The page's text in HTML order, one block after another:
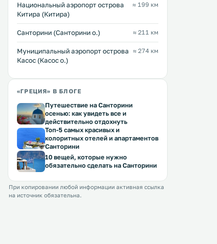
Wi-Fi на всей территории
Национальный аэропорт острова
Китира (Китира)
≈ 199 км
Санторини (Санторини о.) ≈ 211 км
Муниципальный аэропорт острова
Касос (Касос о.)
≈ 274 км
«ГРЕЦИЯ» В БЛОГЕ
Путешествие на Санторини
осенью: как увидеть все и
действительно отдохнуть
Топ-5 самых красивых и
колоритных отелей и апартаментов
Санторини
10 вещей, которые нужно
обязательно сделать на Санторини
При копировании любой информации активная ссылка
на источник обязательна.